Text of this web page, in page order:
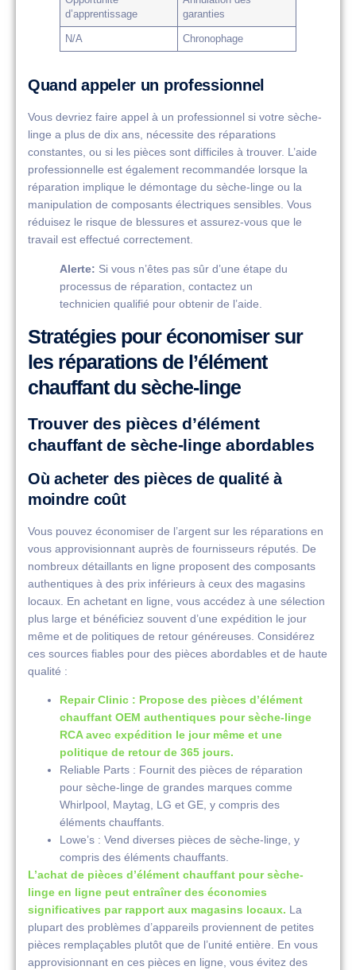
d’apprentissage
garanties
N/A Chronophage
Quand appeler un professionnel
Vous devriez faire appel à un professionnel si votre sèche-
linge a plus de dix ans, nécessite des réparations
constantes, ou si les pièces sont difficiles à trouver. L’aide
professionnelle est également recommandée lorsque la
réparation implique le démontage du sèche-linge ou la
manipulation de composants électriques sensibles. Vous
réduisez le risque de blessures et assurez-vous que le
travail est effectué correctement.
Alerte: Si vous n’êtes pas sûr d’une étape du
processus de réparation, contactez un
technicien qualifié pour obtenir de l’aide.
Stratégies pour économiser sur
les réparations de l’élément
chauffant du sèche-linge
Trouver des pièces d’élément
chauffant de sèche-linge abordables
Où acheter des pièces de qualité à
moindre coût
Vous pouvez économiser de l’argent sur les réparations en
vous approvisionnant auprès de fournisseurs réputés. De
nombreux détaillants en ligne proposent des composants
authentiques à des prix inférieurs à ceux des magasins
locaux. En achetant en ligne, vous accédez à une sélection
plus large et bénéficiez souvent d’une expédition le jour
même et de politiques de retour généreuses. Considérez
ces sources fiables pour des pièces abordables et de haute
qualité :
Repair Clinic : Propose des pièces d’élément
chauffant OEM authentiques pour sèche-linge
RCA avec expédition le jour même et une
politique de retour de 365 jours.
Reliable Parts : Fournit des pièces de réparation
pour sèche-linge de grandes marques comme
Whirlpool, Maytag, LG et GE, y compris des
éléments chauffants.
Lowe’s : Vend diverses pièces de sèche-linge, y
compris des éléments chauffants.
L’achat de pièces d’élément chauffant pour sèche-
linge en ligne peut entraîner des économies
significatives par rapport aux magasins locaux. La
plupart des problèmes d’appareils proviennent de petites
pièces remplaçables plutôt que de l’unité entière. En vous
approvisionnant en ces pièces en ligne, vous évitez des